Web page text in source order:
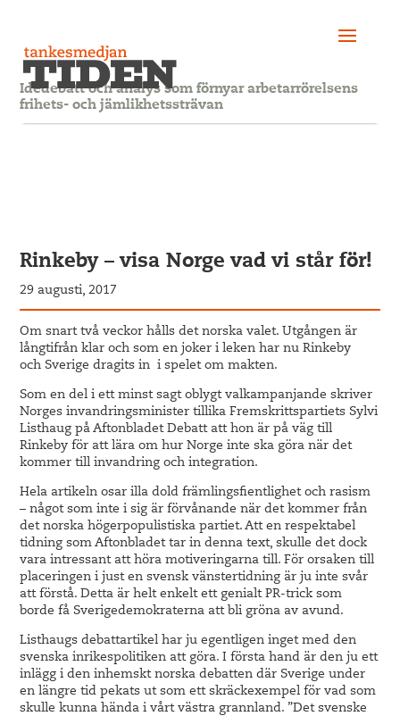
Idédebatt och analys som förnyar arbetarrörelsens
frihets- och jämlikhetssträvan
Rinkeby – visa Norge vad vi står för!
29 augusti, 2017
Om snart två veckor hålls det norska valet. Utgången är
långtifrån klar och som en joker i leken har nu Rinkeby
och Sverige dragits in i spelet om makten.
Som en del i ett minst sagt oblygt valkampanjande skriver
Norges invandringsminister tillika Fremskrittspartiets Sylvi
Listhaug på Aftonbladet Debatt att hon är på väg till
Rinkeby för att lära om hur Norge inte ska göra när det
kommer till invandring och integration.
Hela artikeln osar illa dold främlingsfientlighet och rasism
– något som inte i sig är förvånande när det kommer från
det norska högerpopulistiska partiet. Att en respektabel
tidning som Aftonbladet tar in denna text, skulle det dock
vara intressant att höra motiveringarna till. För orsaken till
placeringen i just en svensk vänstertidning är ju inte svår
att förstå. Detta är helt enkelt ett genialt PR-trick som
borde få Sverigedemokraterna att bli gröna av avund.
Listhaugs debattartikel har ju egentligen inget med den
svenska inrikespolitiken att göra. I första hand är den ju ett
inlägg i den inhemskt norska debatten där Sverige under
en längre tid pekats ut som ett skräckexempel för vad som
skulle kunna hända i vårt västra grannland. ”Det svenske